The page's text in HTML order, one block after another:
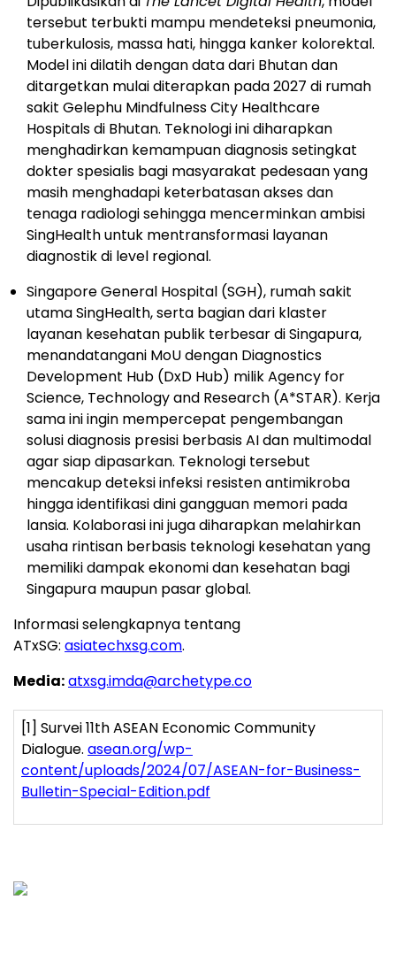
tersebut terbukti mampu mendeteksi pneumonia,
tuberkulosis, massa hati, hingga kanker kolorektal.
Model ini dilatih dengan data dari Bhutan dan
ditargetkan mulai diterapkan pada 2027 di rumah
sakit Gelephu Mindfulness City Healthcare
Hospitals di Bhutan. Teknologi ini diharapkan
menghadirkan kemampuan diagnosis setingkat
dokter spesialis bagi masyarakat pedesaan yang
masih menghadapi keterbatasan akses dan
tenaga radiologi sehingga mencerminkan ambisi
SingHealth untuk mentransformasi layanan
diagnostik di level regional.
Singapore General Hospital (SGH), rumah sakit
utama SingHealth, serta bagian dari klaster
layanan kesehatan publik terbesar di Singapura,
menandatangani MoU dengan Diagnostics
Development Hub (DxD Hub) milik Agency for
Science, Technology and Research (A*STAR). Kerja
sama ini ingin mempercepat pengembangan
solusi diagnosis presisi berbasis AI dan multimodal
agar siap dipasarkan. Teknologi tersebut
mencakup deteksi infeksi resisten antimikroba
hingga identifikasi dini gangguan memori pada
lansia. Kolaborasi ini juga diharapkan melahirkan
usaha rintisan berbasis teknologi kesehatan yang
memiliki dampak ekonomi dan kesehatan bagi
Singapura maupun pasar global.
Informasi selengkapnya tentang
ATxSG: asiatechxsg.com.
Media:atxsg.imda@archetype.co
[1] Survei 11thASEAN Economic Community
Dialogue. asean.org/wp-
content/uploads/2024/07/ASEAN-for-Business-
Bulletin-Special-Edition.pdf